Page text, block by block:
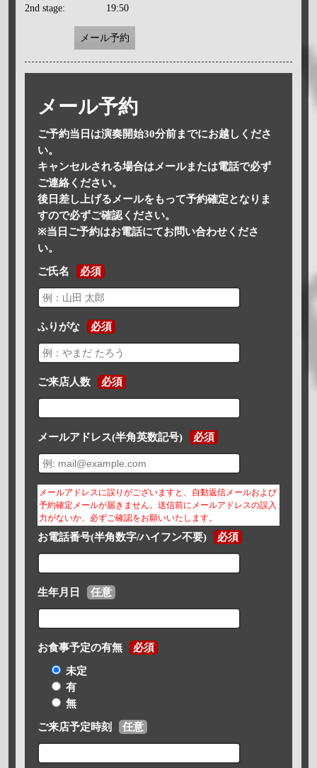
2nd stage: 19:50
メール予約
メール予約
ご予約当日は演奏開始30分前までにお越しくださ
い。
キャンセルされる場合はメールまたは電話で必ず
ご連絡ください。
後日差し上げるメールをもって予約確定となりま
すので必ずご確認ください。
※当日ご予約はお電話にてお問い合わせくださ
い。
ご氏名 必須
ふりがな 必須
ご来店人数 必須
メールアドレス(半角英数記号) 必須
メールアドレスに誤りがございますと、自動返信メールおよび
予約確定メールが届きません。送信前にメールアドレスの誤入
力がないか、必ずご確認をお願いいたします。
お電話番号(半角数字/ハイフン不要) 必須
生年月日 任意
お食事予定の有無 必須
未定
有
無
ご来店予定時刻 任意